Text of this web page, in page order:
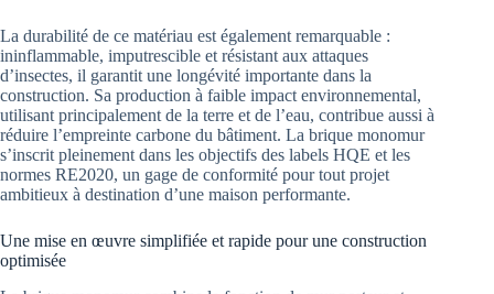
La durabilité de ce matériau est également remarquable :
ininflammable, imputrescible et résistant aux attaques
d’insectes, il garantit une longévité importante dans la
construction. Sa production à faible impact environnemental,
utilisant principalement de la terre et de l’eau, contribue aussi à
réduire l’empreinte carbone du bâtiment. La brique monomur
s’inscrit pleinement dans les objectifs des labels HQE et les
normes RE2020, un gage de conformité pour tout projet
ambitieux à destination d’une maison performante.
Une mise en œuvre simplifiée et rapide pour une construction
optimisée